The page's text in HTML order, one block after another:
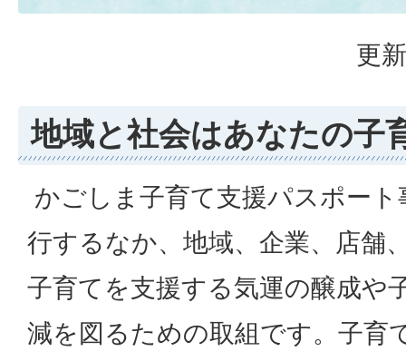
更
地域と社会はあなたの子
かごしま子育て支援パスポー
行するなか、地域、企業、店舗
子育てを支援する気運の醸成や
減を図るための取組です。子育